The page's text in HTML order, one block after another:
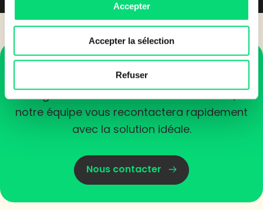
Accepter
Accepter la sélection
Refuser
Un projet en tête ?
Partagez vos besoins via notre formulaire, et
notre équipe vous recontactera rapidement
avec la solution idéale.
Nous contacter